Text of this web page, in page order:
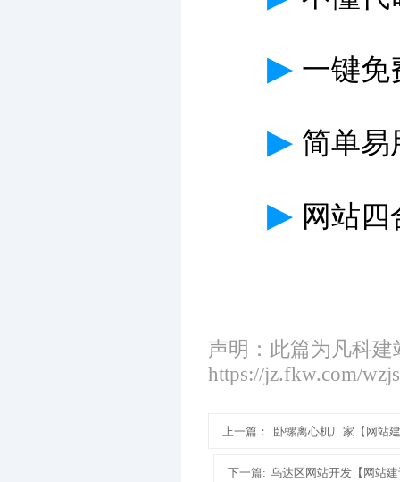
▶ 一键免
▶ 简单易
▶ 网站四
声明：此篇为凡科
https://jz.fkw.com/
上一篇： 卧螺离心机厂家【网站
下一篇: 乌达区网站开发【网站